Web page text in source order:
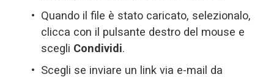
Quando il file è stato caricato, selezionalo,
clicca con il pulsante destro del mouse e
scegli Condividi.
Scegli se inviare un link via e-mail da